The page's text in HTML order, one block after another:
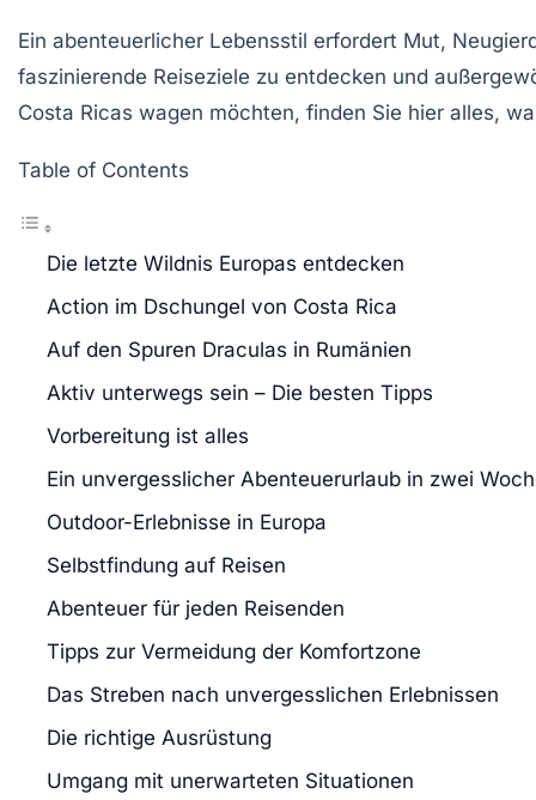
Ein abenteuerlicher Lebensstil erfordert Mut,
faszinierende Reiseziele zu entdecken und
Costa Ricas wagen möchten, finden Sie hier alles,
Table of Contents
Die letzte Wildnis Europas entdecken
Action im Dschungel von Costa Rica
Auf den Spuren Draculas in Rumänien
Aktiv unterwegs sein – Die besten Tipps
Vorbereitung ist alles
Ein unvergesslicher Abenteuerurlaub in zwei
Outdoor-Erlebnisse in Europa
Selbstfindung auf Reisen
Abenteuer für jeden Reisenden
Tipps zur Vermeidung der Komfortzone
Das Streben nach unvergesslichen Erlebnissen
Die richtige Ausrüstung
Umgang mit unerwarteten Situationen